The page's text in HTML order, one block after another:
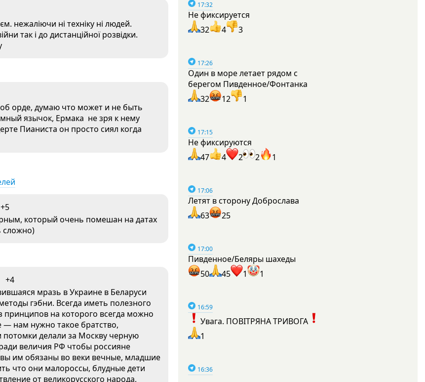
нежаліючи ні техніку ні людей.
так і до дистанційної розвідки.
орде, думаю что может и не быть
язычок, Ермака не зря к нему
Пианиста он просто сиял когда
+5
который очень помешан на датах
сложно)
+4
мразь в Украине в Беларуси
гэбни. Всегда иметь полезного
на которого всегда можно
— нам нужно такое братство,
делали за Москву черную
величия РФ чтобы россияне
им обязаны во веки вечные, младшие
что они малороссы, блудные дети
от великорусского народа,
17:32
Не фиксируется
32
4 3
17:26
Один в море летает рядом с
берегом Пивденное/Фонтанка
32
12 1
17:15
Не фиксируются
47
4 2 2 1
17:06
Летят в сторону Доброслава
63
25
17:00
Пивденное/Беляры шахеды
50
45 1 1
16:59
Увага. ПОВІТРЯНА ТРИВОГА
1
16:36